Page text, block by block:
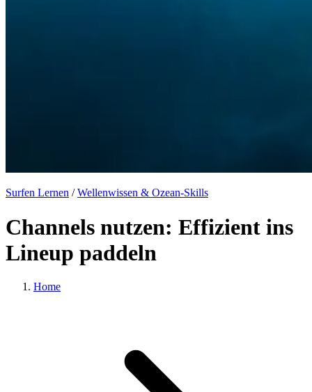
Surfen Lernen / Wellenwissen & Ozean-Skills
Channels nutzen: Effizient ins
Lineup paddeln
Home